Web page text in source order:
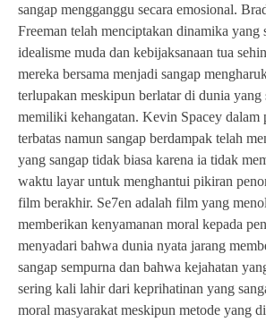
sangap mengganggu secara emosional.
Freeman telah menciptakan dinamika yang
idealisme muda dan kebijaksanaan tua
mereka bersama menjadi sangap
terlupakan meskipun berlatar di dunia yang
memiliki kehangatan. Kevin Spacey dalam
terbatas namun sangap berdampak telah
yang sangap tidak biasa karena ia tidak
waktu layar untuk menghantui pikiran
film berakhir. Se7en adalah film yang
memberikan kenyamanan moral kepada
menyadari bahwa dunia nyata jarang
sangap sempurna dan bahwa kejahatan
sering kali lahir dari keprihatinan yang
moral masyarakat meskipun metode yang